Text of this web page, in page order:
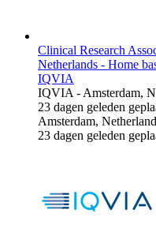
Clinical Research
Netherlands - Home
IQVIA
IQVIA-Amsterdam,
23 dagen geleden
Amsterdam,
23 dagen geleden